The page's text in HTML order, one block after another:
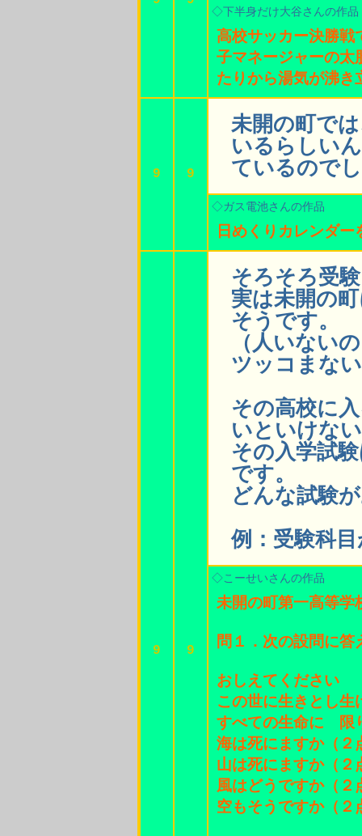
◇下半身だけ大谷さんの作品
高校サッカー決勝戦
子マネージャーの太
たりから湯気が沸き
9 9
未開の町で
いるらしい
ているので
◇ガス電池さんの作品
日めくりカレンダー
9 9
そろそろ受
実は未開の
そうです。
（人いない
ツッコまな
その高校に
いといけな
その入学試
です。
どんな試験
例：受験科
◇こーせいさんの作品
未開の町第一高等
問１．次の設問に答
おしえてください
この世に生きとし生
すべての生命に 限
海は死にますか（２
山は死にますか（２
風はどうですか（２
空もそうですか（２